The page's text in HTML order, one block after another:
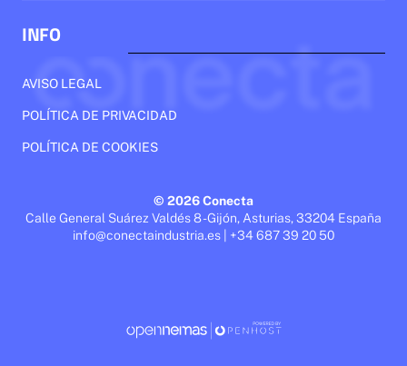
INFO
AVISO LEGAL
POLÍTICA DE PRIVACIDAD
POLÍTICA DE COOKIES
© 2026 Conecta
Calle General Suárez Valdés 8 - Gijón, Asturias, 33204 España
info@conectaindustria.es | +34 687 39 20 50